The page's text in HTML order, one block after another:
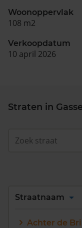
Woonoppervlak
108 m2
Verkoopdatum
10 april 2026
Straten in
Alles
Straatnaam
Achter de